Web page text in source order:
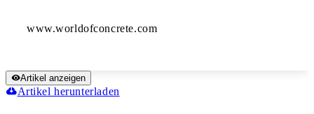
www.worldofconcrete.com
Artikel anzeigen
Artikel herunterladen